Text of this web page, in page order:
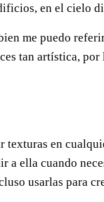
en el cielo
me puedo
tan artística,
texturas en
a ella cuando
usarlas para